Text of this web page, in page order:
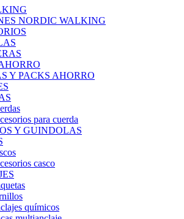
NORDIC WALKING
Y PACKS AHORRO
para cuerda
Y GUINDOLAS
casco
químicos